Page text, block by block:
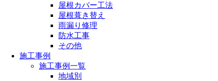
屋根カバー工法
屋根葺き替え
雨漏り修理
防水工事
その他
施工事例
施工事例一覧
地域別